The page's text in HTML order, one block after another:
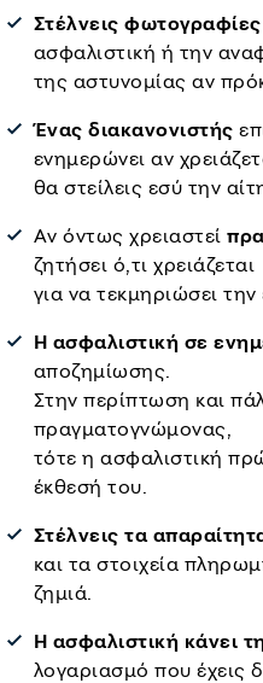
Στέλνεις
ασφαλιστική ή την
της αστυνομίας αν
Ένας διακανονιστής
ενημερώνει αν
θα στείλεις εσύ την
Αν όντως χρειαστεί
ζητήσει ό,τι χρειάζεται
για να τεκμηριώσει
Η ασφαλιστική σε
αποζημίωσης.
Στην περίπτωση και
πραγματογνώμονας,
τότε η ασφαλιστική
έκθεσή του.
Στέλνεις τα
και τα στοιχεία
ζημιά.
Η ασφαλιστική κάνει
λογαριασμό που έχεις